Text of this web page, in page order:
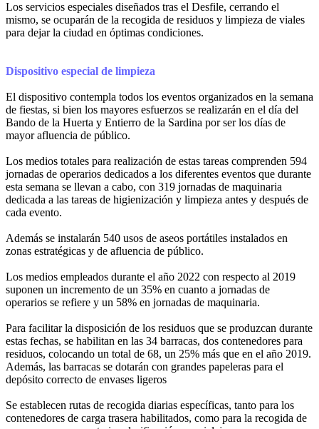
Los servicios especiales diseñados tras el Desfile, cerrando el
mismo, se ocuparán de la recogida de residuos y limpieza de viales
para dejar la ciudad en óptimas condiciones.
Dispositivo especial de limpieza
El dispositivo contempla todos los eventos organizados en la semana
de fiestas, si bien los mayores esfuerzos se realizarán en el día del
Bando de la Huerta y Entierro de la Sardina por ser los días de
mayor afluencia de público.
Los medios totales para realización de estas tareas comprenden 594
jornadas de operarios dedicados a los diferentes eventos que durante
esta semana se llevan a cabo, con 319 jornadas de maquinaria
dedicada a las tareas de higienización y limpieza antes y después de
cada evento.
Además se instalarán 540 usos de aseos portátiles instalados en
zonas estratégicas y de afluencia de público.
Los medios empleados durante el año 2022 con respecto al 2019
suponen un incremento de un 35% en cuanto a jornadas de
operarios se refiere y un 58% en jornadas de maquinaria.
Para facilitar la disposición de los residuos que se produzcan durante
estas fechas, se habilitan en las 34 barracas, dos contenedores para
residuos, colocando un total de 68, un 25% más que en el año 2019.
Además, las barracas se dotarán con grandes papeleras para el
depósito correcto de envases ligeros
Se establecen rutas de recogida diarias específicas, tanto para los
contenedores de carga trasera habilitados, como para la recogida de